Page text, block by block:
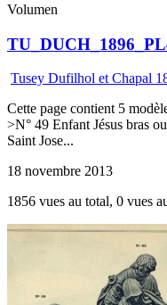
Volumen
Tusey Dufilhol et Chapal
Cette page contient 5
>N° 49 Enfant Jésus bras
Saint Jose...
18 novembre 2013
1856 vues au total, 0 vues